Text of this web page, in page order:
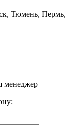
Тюмень, Пермь,
менеджер